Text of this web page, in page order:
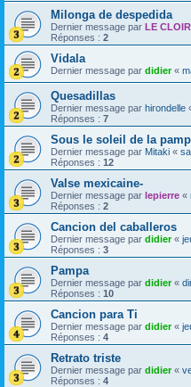
Milonga de despedida
Dernier message par LE
Réponses : 2
Vidala
Dernier message par didier«
Quesadillas
Dernier message par hirondelle
Réponses : 7
Sous le soleil de la
Dernier message par Mitaki «
Réponses : 12
Valse mexicaine-
Dernier message par lepierre «
Réponses : 2
Cancion del caballeros
Dernier message par didier«
Réponses : 3
Pampa
Dernier message par didier«
Réponses : 10
Cancion para Ti
Dernier message par didier«
Réponses : 4
Retrato triste
Dernier message par didier«
Réponses : 4